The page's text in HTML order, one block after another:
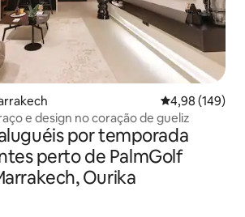
4,98 de uma
4,98 (149)
e design no coração de gueliz
por temporada
perto de PalmGolf
Ourika